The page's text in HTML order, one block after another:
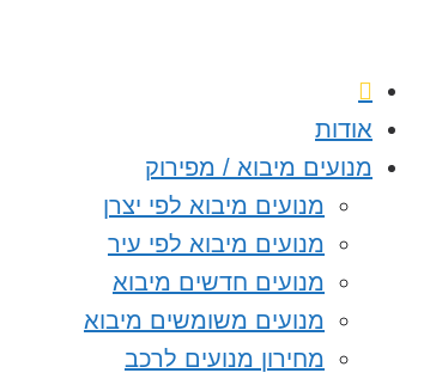
אודות
מנועים מיבוא / מפירוק
מנועים מיבוא לפי יצרן
מנועים מיבוא לפי עיר
מנועים חדשים מיבוא
מנועים משומשים מיבוא
מחירון מנועים לרכב